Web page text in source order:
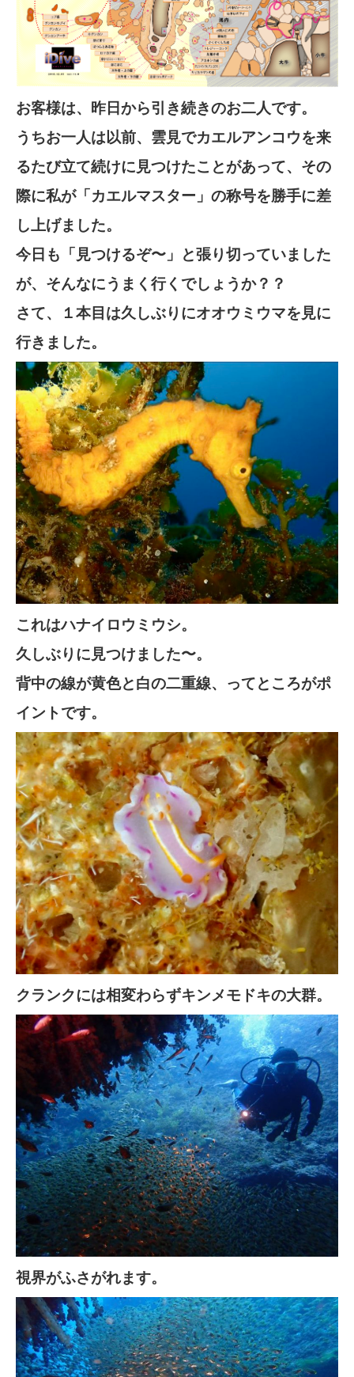
お客様は、昨日から引き続きのお二人です。
うちお一人は以前、雲見でカエルアンコウを来
るたび立て続けに見つけたことがあって、その
際に私が「カエルマスター」の称号を勝手に差
し上げました。
今日も「見つけるぞ〜」と張り切っていました
が、そんなにうまく行くでしょうか？？
さて、１本目は久しぶりにオオウミウマを見に
行きました。
これはハナイロウミウシ。
久しぶりに見つけました〜。
背中の線が黄色と白の二重線、ってところがポ
イントです。
クランクには相変わらずキンメモドキの大群。
視界がふさがれます。